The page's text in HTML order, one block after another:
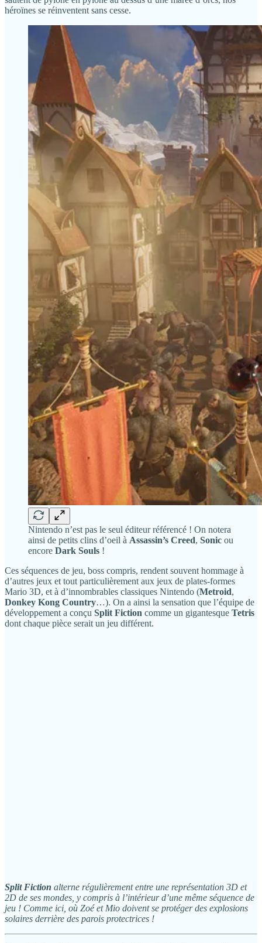
héroïnes se réinventent sans cesse.
Nintendo n’est pas le seul éditeur référencé ! On notera
ainsi de petits clins d’oeil à Assassin’s Creed, Sonic ou
encore Dark Souls !
Ces séquences de jeu, boss compris, rendent souvent hommage à
d’autres jeux et tout particulièrement aux jeux de plates-formes
Mario 3D, et à d’innombrables classiques Nintendo (Metroid,
Donkey Kong Country…). On a ainsi la sensation que l’équipe de
développement a conçu Split Fiction comme un gigantesque Tetris
dont chaque pièce serait un jeu différent.
Split Fiction alterne régulièrement entre une représentation 3D et
2D de ses mondes, y compris à l’intérieur d’une même séquence de
jeu ! Comme ici, où Zoé et Mio doivent se protéger des explosions
solaires derrière des parois protectrices !